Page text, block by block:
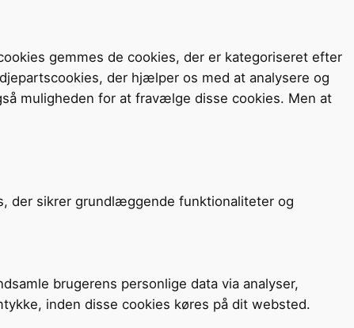
gemmes de cookies, der er kategoriseret efter
der hjælper os med at analysere og
muligheden for at fravælge disse cookies. Men at
der sikrer grundlæggende funktionaliteter og
brugerens personlige data via analyser,
inden disse cookies køres på dit websted.